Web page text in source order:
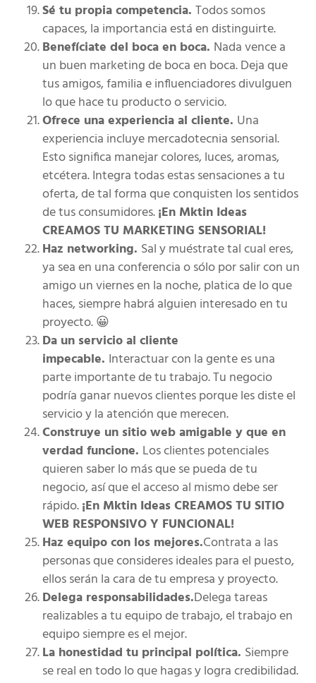
Sé tu propia competencia. Todos somos
capaces, la importancia está en distinguirte.
Benefíciate del boca en boca. Nada vence a
un buen marketing de boca en boca. Deja que
tus amigos, familia e influenciadores divulguen
lo que hace tu producto o servicio.
Ofrece una experiencia al cliente. Una
experiencia incluye mercadotecnia sensorial.
Esto significa manejar colores, luces, aromas,
etcétera. Integra todas estas sensaciones a tu
oferta, de tal forma que conquisten los sentidos
de tus consumidores.¡En Mktin Ideas
CREAMOS TU MARKETING SENSORIAL!
Haz networking. Sal y muéstrate tal cual eres,
ya sea en una conferencia o sólo por salir con un
amigo un viernes en la noche, platica de lo que
haces, siempre habrá alguien interesado en tu
proyecto. 😀
Da un servicio al cliente
impecable. Interactuar con la gente es una
parte importante de tu trabajo. Tu negocio
podría ganar nuevos clientes porque les diste el
servicio y la atención que merecen.
Construye un sitio web amigable y que en
verdad funcione. Los clientes potenciales
quieren saber lo más que se pueda de tu
negocio, así que el acceso al mismo debe ser
rápido.¡En Mktin Ideas CREAMOS TU SITIO
WEB RESPONSIVO Y FUNCIONAL!
Haz equipo con los mejores.Contrata a las
personas que consideres ideales para el puesto,
ellos serán la cara de tu empresa y proyecto.
Delega responsabilidades.Delega tareas
realizables a tu equipo de trabajo, el trabajo en
equipo siempre es el mejor.
La honestidad tu principal política. Siempre
se real en todo lo que hagas y logra credibilidad.